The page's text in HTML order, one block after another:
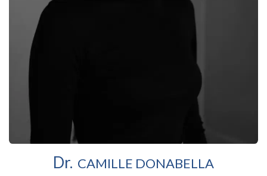
Dr. CAMILLE DONABELLA